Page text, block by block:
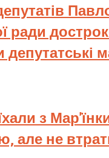
ради
депутатські
з
але не